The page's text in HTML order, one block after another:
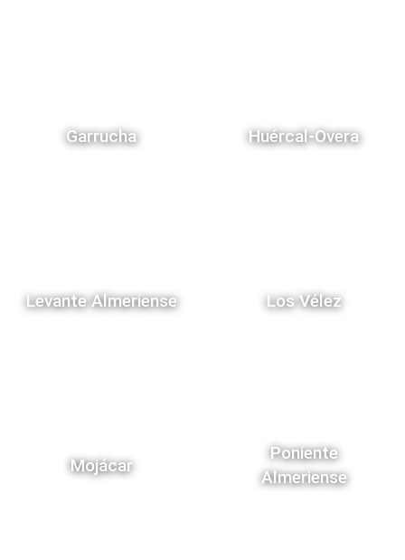
Garrucha Huércal-Overa
Levante Almeriense Los Vélez
Mojácar
Poniente
Almeriense